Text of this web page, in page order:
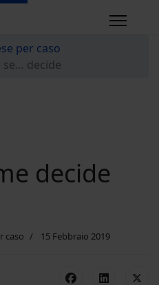
per caso
se… decide
decide
caso 15 Febbraio 2019